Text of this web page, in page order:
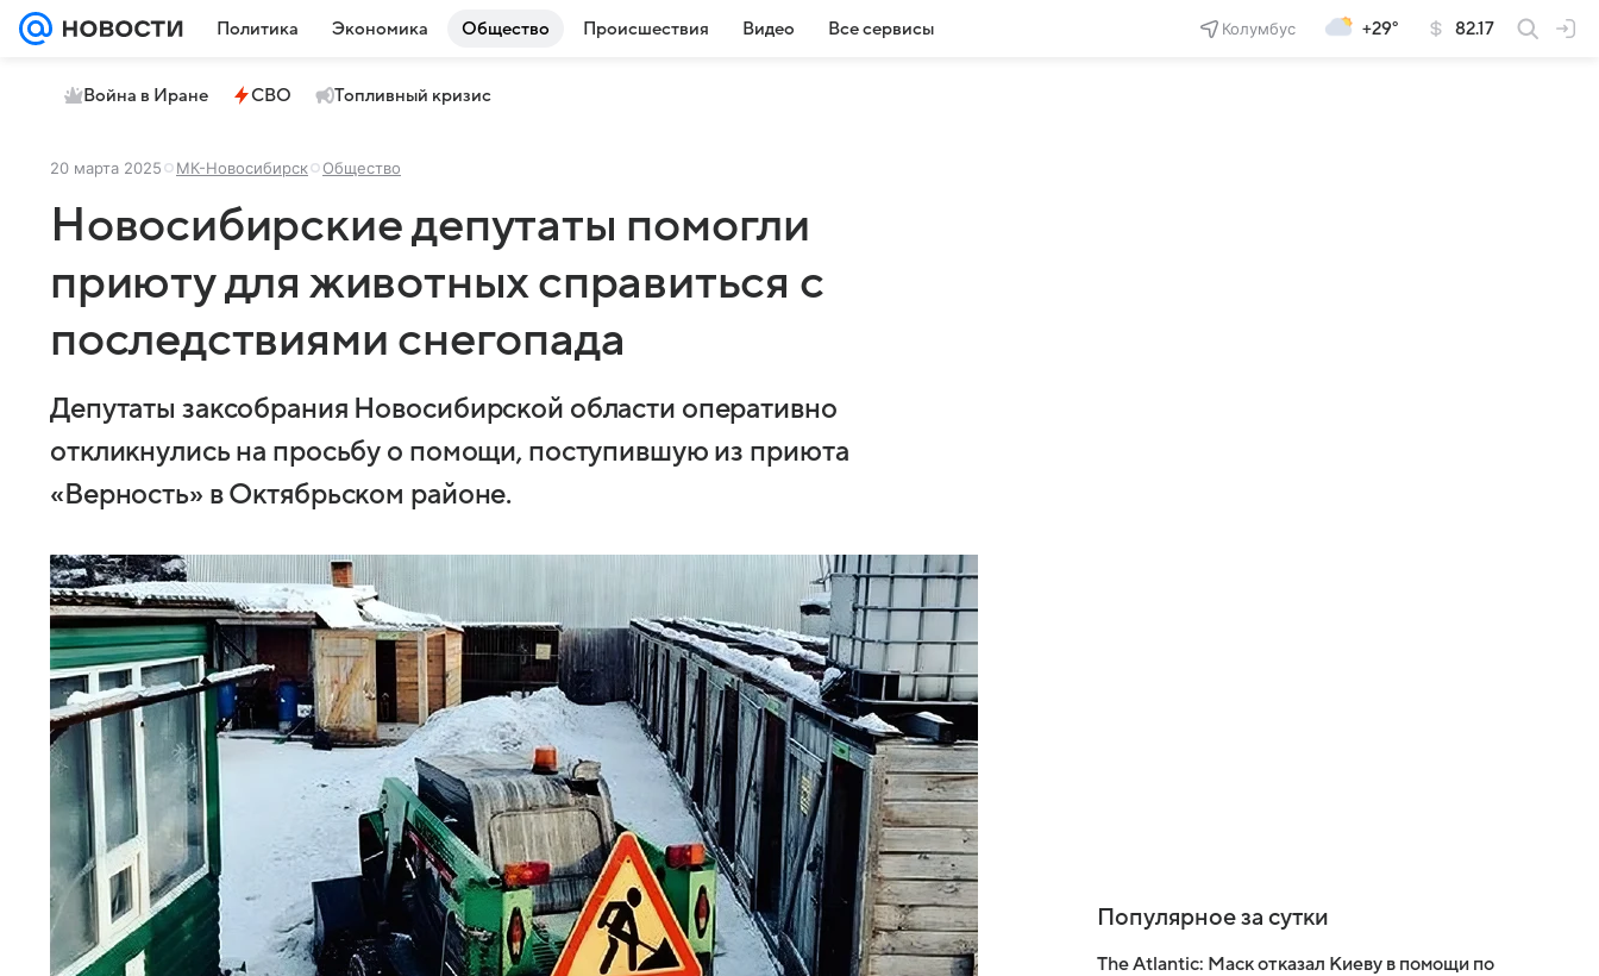
Политика Экономика Общество Происшествия Видео Все сервисы Колумбус +29° 82.17
Война в Иране СВО Топливный кризис
20 марта 2025 МК-Новосибирск Общество
Новосибирские депутаты помогли
приюту для животных справиться с
последствиями снегопада
Депутаты заксобрания Новосибирской области оперативно
откликнулись на просьбу о помощи, поступившую из приюта
«Верность» в Октябрьском районе.
Популярное за сутки
The Atlantic: Маск отказал Киеву в помощи по